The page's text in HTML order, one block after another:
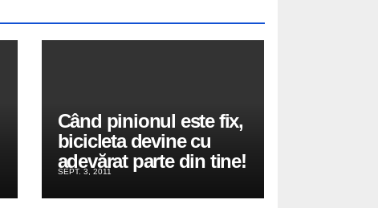
Când pinionul este fix,
bicicleta devine cu
adevărat parte din tine!
SEPT. 3, 2011